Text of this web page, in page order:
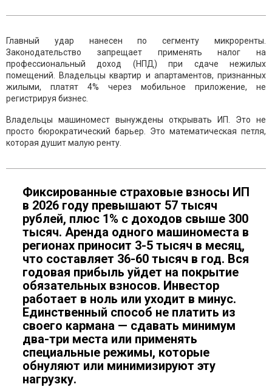
Главный удар нанесен по сегменту микроренты.
Законодательство запрещает применять налог на
профессиональный доход (НПД) при сдаче нежилых
помещений. Владельцы квартир и апартаментов, признанных
жилыми, платят 4% через мобильное приложение, не
регистрируя бизнес.
Владельцы машиномест вынуждены открывать ИП. Это не
просто бюрократический барьер. Это математическая петля,
которая душит малую ренту.
Фиксированные страховые взносы ИП
в 2026 году превышают 57 тысяч
рублей, плюс 1% с доходов свыше 300
тысяч. Аренда одного машиноместа в
регионах приносит 3-5 тысяч в месяц,
что составляет 36-60 тысяч в год. Вся
годовая прибыль уйдет на покрытие
обязательных взносов. Инвестор
работает в ноль или уходит в минус.
Единственный способ не платить из
своего кармана — сдавать минимум
два-три места или применять
специальные режимы, которые
обнуляют или минимизируют эту
нагрузку.